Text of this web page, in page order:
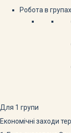
Робота в групах
Для 1 групи
Економічні заходи